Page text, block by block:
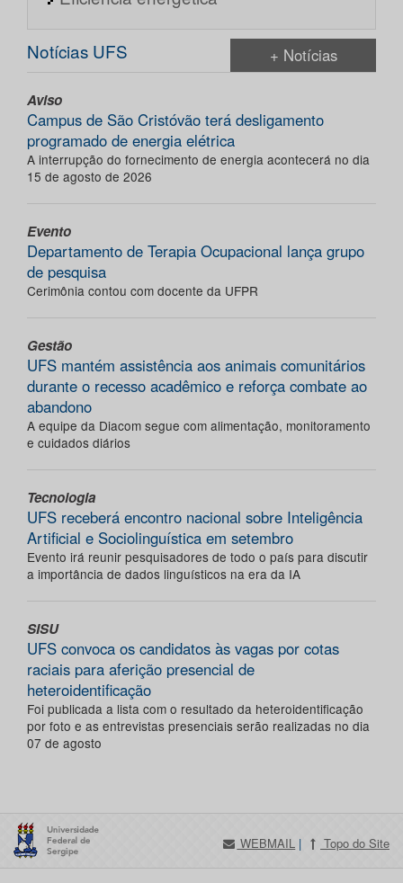
Notícias UFS + Notícias
Aviso
Campus de São Cristóvão terá desligamento
programado de energia elétrica
A interrupção do fornecimento de energia acontecerá no dia
15 de agosto de 2026
Evento
Departamento de Terapia Ocupacional lança grupo
de pesquisa
Cerimônia contou com docente da UFPR
Gestão
UFS mantém assistência aos animais comunitários
durante o recesso acadêmico e reforça combate ao
abandono
A equipe da Diacom segue com alimentação, monitoramento
e cuidados diários
Tecnologia
UFS receberá encontro nacional sobre Inteligência
Artificial e Sociolinguística em setembro
Evento irá reunir pesquisadores de todo o país para discutir
a importância de dados linguísticos na era da IA
SISU
UFS convoca os candidatos às vagas por cotas
raciais para aferição presencial de
heteroidentificação
Foi publicada a lista com o resultado da heteroidentificação
por foto e as entrevistas presenciais serão realizadas no dia
07 de agosto
WEBMAIL | Topo do Site